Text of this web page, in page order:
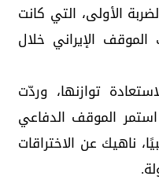
الأولى، التي كانت
الموقف الإيراني خلال
توازنها، وردّت
استمر الموقف الدفاعي
ناهيك عن الاختراقات